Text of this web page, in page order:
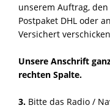
unserem Auftrag,
Postpaket DHL oder
Versichert
Unsere Anschrift
rechten Spalte.
3. Bitte das Radio /